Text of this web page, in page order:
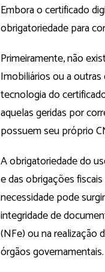
Embora o certificado
obrigatoriedade para
Primeiramente, não
Imobiliários ou a outras
tecnologia do
aquelas geridas por
possuem seu próprio
A obrigatoriedade do
e das obrigações
necessidade pode
integridade de
(NFe) ou na realização
órgãos governamentais.